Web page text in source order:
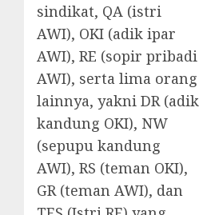
sindikat, QA (istri
AWI), OKI (adik ipar
AWI), RE (sopir pribadi
AWI), serta lima orang
lainnya, yakni DR (adik
kandung OKI), NW
(sepupu kandung
AWI), RS (teman OKI),
GR (teman AWI), dan